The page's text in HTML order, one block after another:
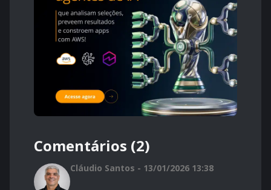
Comentários (2)
Cláudio Santos - 13/01/2026 13:38